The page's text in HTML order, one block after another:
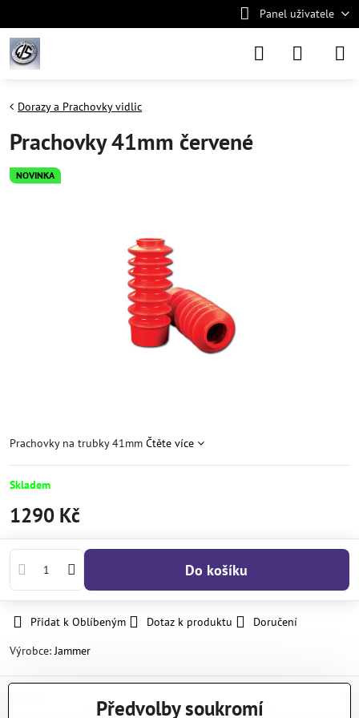
Panel uživatele
NOVINKA
Dorazy a Prachovky vidlic
Prachovky 41mm červené
Prachovky na trubky 41mm Čtěte více
Skladem
1290 Kč
Do košíku
Přidat k Oblíbeným Dotaz k produktu
Doručení
Výrobce:Jammer
Předvolby soukromí